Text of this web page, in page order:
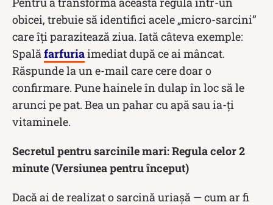
obicei, trebuie să identifici acele „micro-sarcini”
care îți parazitează ziua. Iată câteva exemple:
Spală farfuriaimediat după ce ai mâncat.
Răspunde la un e-mail care cere doar o
confirmare. Pune hainele în dulap în loc să le
arunci pe pat. Bea un pahar cu apă sau ia-ți
vitaminele.
Secretul pentru sarcinile mari: Regula celor 2
minute (Versiunea pentru început)
Dacă ai de realizat o sarcină uriașă — cum ar fi